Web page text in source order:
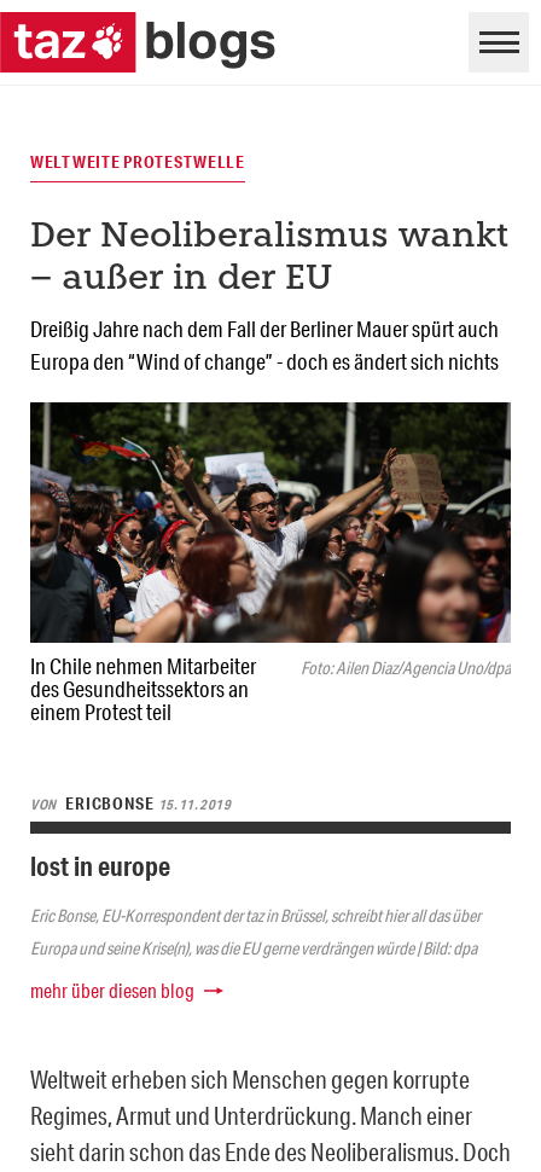
In Chile nehmen Mitarbeiter
des Gesundheitssektors an
einem Protest teil
Foto: Ailen Diaz/Agencia Uno/dpa
WELTWEITE PROTESTWELLE
Der Neoliberalismus wankt
– außer in der EU
Dreißig Jahre nach dem Fall der Berliner Mauer spürt auch
Europa den “Wind of change” - doch es ändert sich nichts
VON ERICBONSE 15.11.2019
lost in europe
Eric Bonse, EU-Korrespondent der taz in Brüssel, schreibt hier all das über
Europa und seine Krise(n), was die EU gerne verdrängen würde | Bild: dpa
mehr über diesen blog
Weltweit erheben sich Menschen gegen korrupte
Regimes, Armut und Unterdrückung. Manch einer
sieht darin schon das Ende des Neoliberalismus. Doch